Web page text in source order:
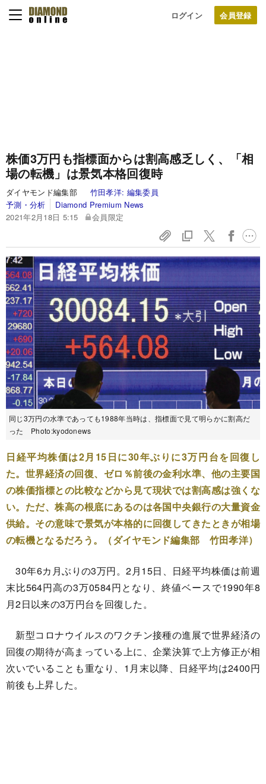
ログイン
株価3万円も指標面からは割高感乏しく、「相
場の転機」は景気本格回復時
ダイヤモンド編集部 竹田孝洋: 編集委員
予測・分析
Diamond Premium News
2021年2月18日 5:15
会員限定
同じ3万円の水準であっても1988年当時は、指標面で見て明らかに割高だ
った Photo:kyodonews
日経平均株価は2月15日に30年ぶりに3万円台を回復し
た。世界経済の回復、ゼロ％前後の金利水準、他の主要国
の株価指標との比較などから見て現状では割高感は強くな
い。ただ、株高の根底にあるのは各国中央銀行の大量資金
供給。その意味で景気が本格的に回復してきたときが相場
の転機となるだろう。（ダイヤモンド編集部 竹田孝洋）
30年6カ月ぶりの3万円。2月15日、日経平均株価は前週
末比564円高の3万0584円となり、終値ベースで1990年8
月2日以来の3万円台を回復した。
新型コロナウイルスのワクチン接種の進展で世界経済の
回復の期待が高まっている上に、企業決算で上方修正が相
次いでいることも重なり、1月末以降、日経平均は2400円
前後も上昇した。